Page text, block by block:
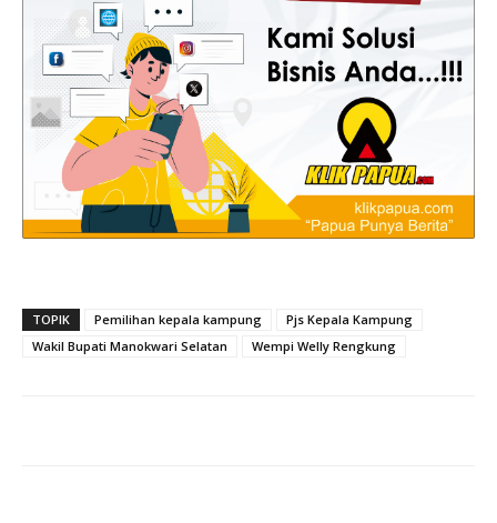
TOPIK Pemilihan kepala kampung
Pjs Kepala Kampung
Wakil Bupati Manokwari Selatan
Wempi Welly Rengkung